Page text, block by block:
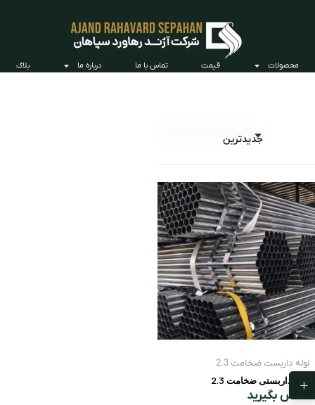
محصولات قیمت تماس با ما درباره ما بلاگ
جدیدترین
لوله داربست ضخامت 2.3
لوله داربستی ضخامت 2.3
تماس بگیرید